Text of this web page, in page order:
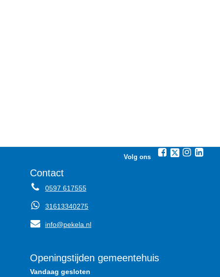
Volg ons
Contact
0597 617555
31613340275
info@pekela.nl
Openingstijden gemeentehuis
Vandaag gesloten